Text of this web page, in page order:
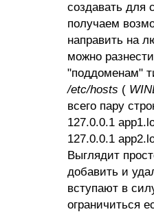
создавать для
получаем
направить на
можно
"поддоменам"
/etc/hosts (
всего пару
127.0.0.1
127.0.0.1
Выглядит
добавить и
вступают в
ограничиться